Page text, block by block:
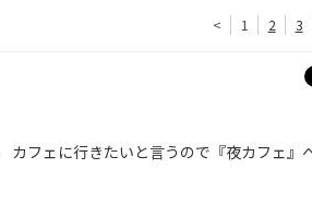
< 1 2 3